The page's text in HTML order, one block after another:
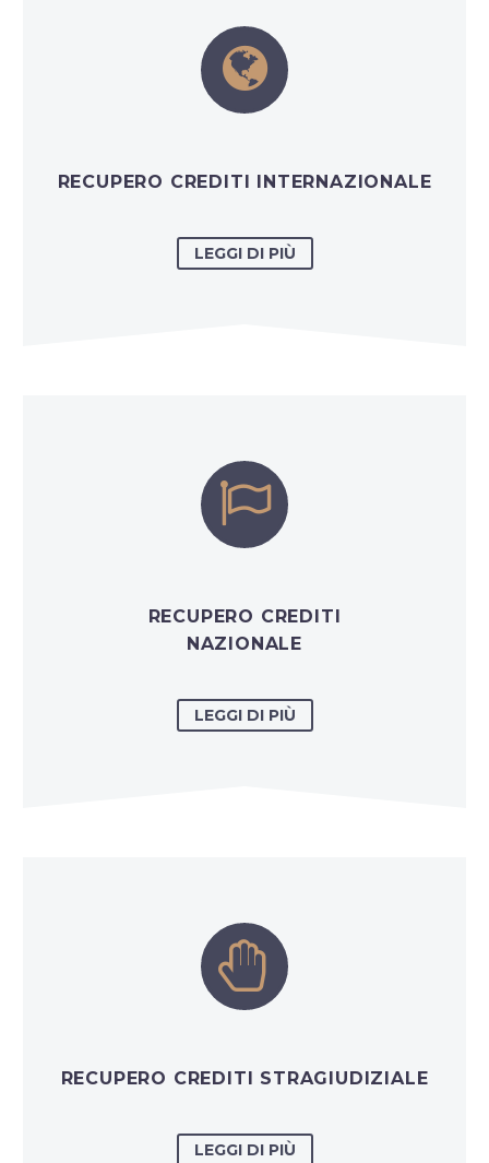


RECUPERO CREDITI INTERNAZIONALE
LEGGI DI PIÙ


RECUPERO CREDITI
NAZIONALE
LEGGI DI PIÙ


RECUPERO CREDITI STRAGIUDIZIALE
LEGGI DI PIÙ